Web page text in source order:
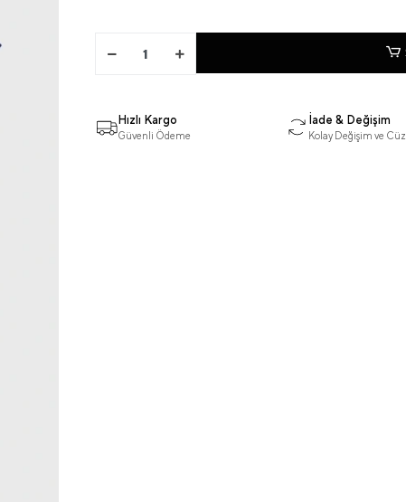
Hızlı Kargo
Güvenli Ödeme
İade & Değişim
Kolay Değişim ve